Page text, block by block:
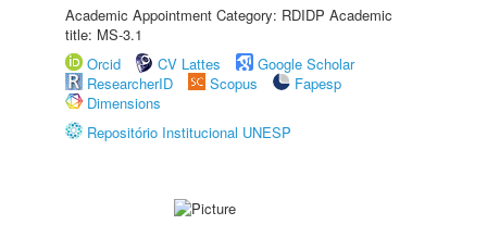
Academic Appointment Category: RDIDP Academic
title: MS-3.1
Orcid
CV Lattes
Google Scholar
ResearcherID
Scopus
Fapesp
Dimensions
Repositório Institucional UNESP